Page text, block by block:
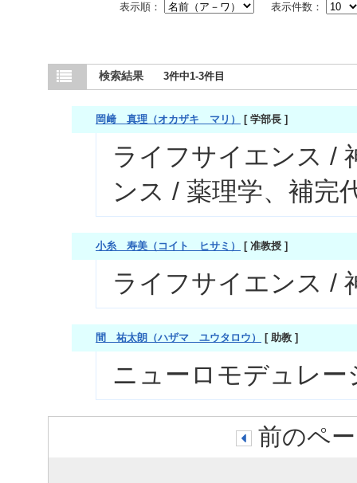
表示順： 表示件数：
検索結果 3件中1-3件目
岡﨑 真理（オカザキ マリ） [ 学部長 ]
ライフサイエンス /
ンス / 薬理学、補完
小糸 寿美（コイト ヒサミ） [ 准教授 ]
ライフサイエンス /
間 祐太朗（ハザマ ユウタロウ） [ 助教 ]
ニューロモデュレー
前のペ